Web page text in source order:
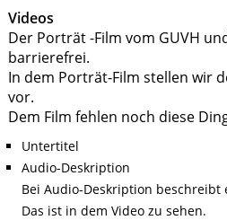
Videos
Der Porträt -Film vom GUVH
barrierefrei.
In dem Porträt-Film stellen wir
vor.
Dem Film fehlen noch diese
Untertitel
Audio-Deskription
Bei Audio-Deskription beschreibt
Das ist in dem Video zu sehen.